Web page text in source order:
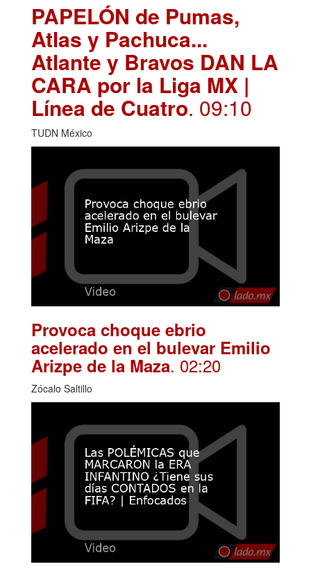
PAPELÓN de Pumas,
Atlas y Pachuca...
Atlante y Bravos DAN LA
CARA por la Liga MX |
Línea de Cuatro. 09:10
TUDN México
Provoca choque ebrio
acelerado en el bulevar Emilio
Arizpe de la Maza. 02:20
Zócalo Saltillo